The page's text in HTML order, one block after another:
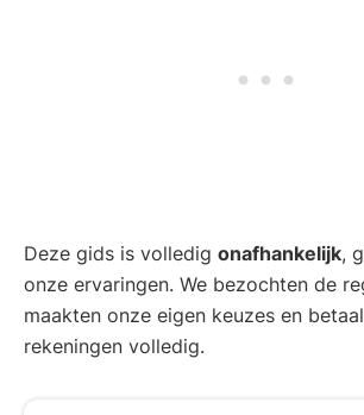
Deze gids is volledig onafhankelijk,
onze ervaringen. We bezochten de
maakten onze eigen keuzes en
rekeningen volledig.